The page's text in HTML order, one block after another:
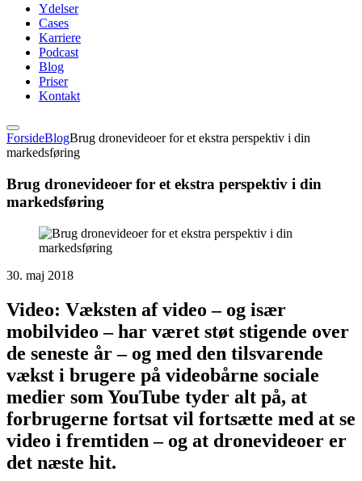
Ydelser
Cases
Karriere
Podcast
Blog
Priser
Kontakt
ForsideBlogBrug dronevideoer for et ekstra perspektiv i din
markedsføring
Brug dronevideoer for et ekstra perspektiv i din
markedsføring
30. maj 2018
Video: Væksten af video – og især
mobilvideo – har været støt stigende over
de seneste år – og med den tilsvarende
vækst i brugere på videobårne sociale
medier som YouTube tyder alt på, at
forbrugerne fortsat vil fortsætte med at se
video i fremtiden – og at dronevideoer er
det næste hit.